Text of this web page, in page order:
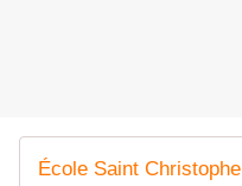
École Saint Christophe